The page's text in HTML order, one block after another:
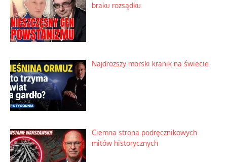
braku rozsądku
Najdroższy morski kranik na świecie
Ciemna strona podręcznikowych
mitów historycznych